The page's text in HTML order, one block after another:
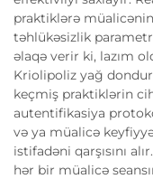
praktiklərə
təhlükəsizlik
əlaqə verir ki, lazım
Kriolipoliz yağ
keçmiş praktiklərin
autentifikasiya
və ya müalicə
istifadəni qarşısını
hər bir müalicə